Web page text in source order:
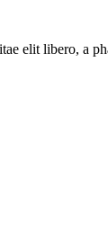
elit libero, a